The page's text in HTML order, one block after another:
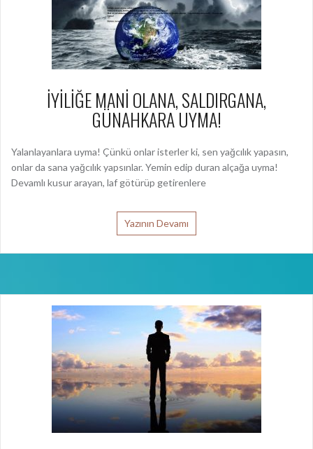
İYİLİĞE MANİ OLANA, SALDIRGANA,
GÜNAHKARA UYMA!
Yalanlayanlara uyma! Çünkü onlar isterler ki, sen yağcılık yapasın,
onlar da sana yağcılık yapsınlar. Yemin edip duran alçağa uyma!
Devamlı kusur arayan, laf götürüp getirenlere
Yazının Devamı